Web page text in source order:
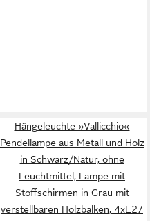
Hängeleuchte »Vallicchio«
Pendellampe aus Metall und Holz
in Schwarz/Natur, ohne
Leuchtmittel, Lampe mit
Stoffschirmen in Grau mit
verstellbaren Holzbalken, 4xE27